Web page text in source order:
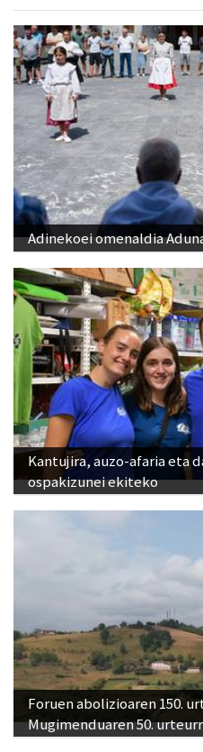
Adinekoei omenaldia
Kantujira, auzo-afaria eta
ospakizunei ekiteko
Foruen abolizioaren 150.
Mugimenduaren 50.